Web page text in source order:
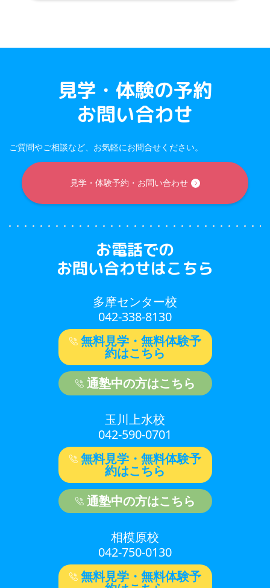
見学・体験の予約
お問い合わせ
ご質問やご相談など、お気軽にお問合せください。
見学・体験予約・お問い合わせ
お電話での
お問い合わせはこちら
多摩センター校
042-338-8130
無料見学・無料体験予
約はこちら
通塾中の方はこちら
玉川上水校
042-590-0701
無料見学・無料体験予
約はこちら
通塾中の方はこちら
相模原校
042-750-0130
無料見学・無料体験予